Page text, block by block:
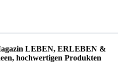
LEBEN, ERLEBEN &
hochwertigen Produkten